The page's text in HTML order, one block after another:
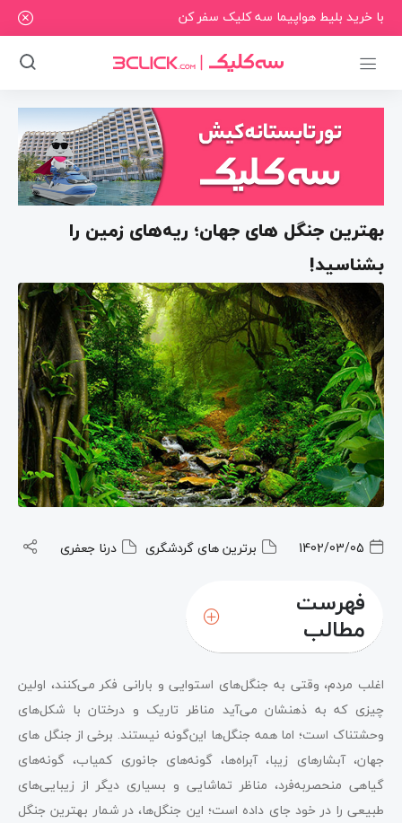
با خرید بلیط هواپیما سه کلیک سفر کن
بهترین جنگل‌ های جهان؛ ریه‌های زمین را
بشناسید!
1402/03/05 برترین های گردشگری درنا جعفری
فهرست
مطالب
اغلب مردم، وقتی به جنگل‌های استوایی و بارانی فکر می‌کنند، اولین
چیزی که به ذهنشان می‌آید مناظر تاریک و درختان با شکل‌های
وحشتناک است؛ اما همه جنگل‌ها این‌گونه نیستند. برخی از جنگل‌ های
جهان، آبشارهای زیبا، آبراه‌ها، گونه‌های جانوری کمیاب، گونه‌های
گیاهی منحصربه‌فرد، مناظر تماشایی و بسیاری دیگر از زیبایی‌های
طبیعی را در خود جای داده است؛ این جنگل‌ها، در شمار بهترین جنگل‌